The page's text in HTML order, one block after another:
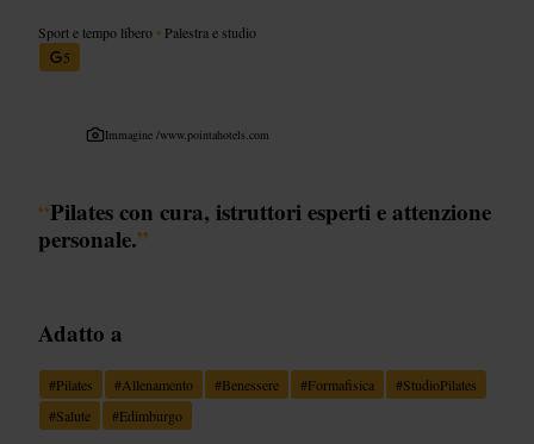
Sport e tempo libero • Palestra e studio
5
Immagine /www.pointahotels.com
“Pilates con cura, istruttori esperti e attenzione
personale.”
Adatto a
#Pilates #Allenamento #Benessere #Formafisica #StudioPilates
#Salute #Edimburgo